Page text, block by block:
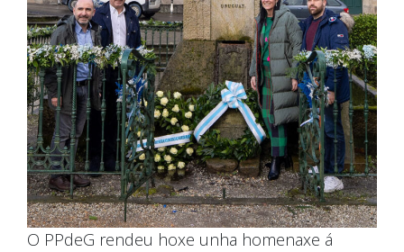
O PPdeG rendeu hoxe unha homenaxe á